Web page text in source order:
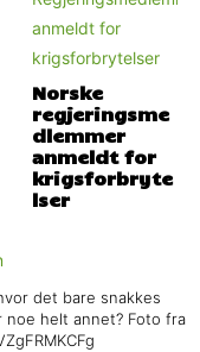
Norske
regjeringsme
dlemmer
anmeldt for
krigsforbryte
lser
det bare snakkes
helt annet? Foto fra